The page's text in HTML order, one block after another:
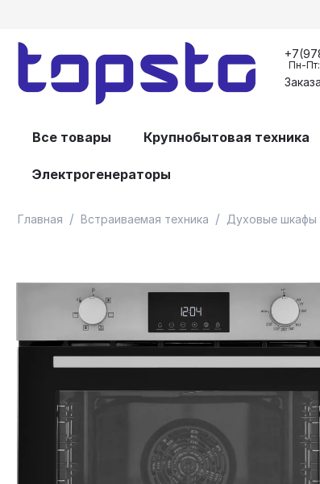
Пн-
Все товары Крупнобытовая техника
Электрогенераторы
Главная / Встраиваемая техника / Духовые шкафы